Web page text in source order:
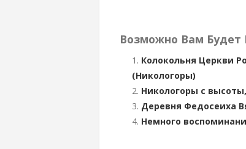
Возможно Вам Будет
Колокольня Церкви
(Никологоры)
Никологоры с
Деревня Федосеиха
Немного